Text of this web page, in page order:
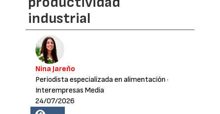
industrial
Nina Jareño
Periodista especializada en alimentación ·
Interempresas Media
24/07/2026